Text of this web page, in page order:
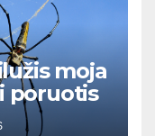
moja
poruotis